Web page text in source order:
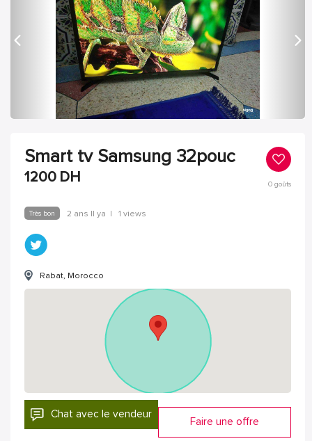
Smart tv Samsung 32pouc
1200 DH 0goûts
Très bon 2 ans Il ya | 1 views
Rabat, Morocco
Chat avec le vendeur
Faire une offre